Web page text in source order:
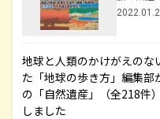
地球と人類のかけがえのな
た「地球の歩き方」編集部
の「自然遺産」（全218件
しました